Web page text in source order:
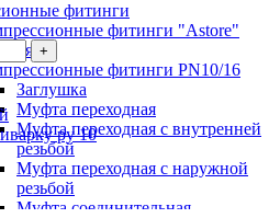
фитинги
фитинги "Astore"
фитинги PN10/16
Заглушка
Муфта переходная
Муфта переходная с внутренней
резьбой
Муфта переходная с наружной
резьбой
Муфта соединительная
ру 10